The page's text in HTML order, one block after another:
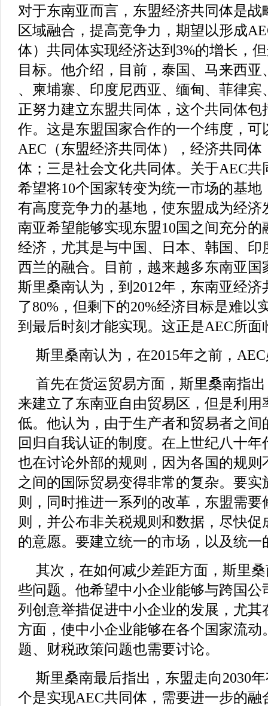
对于东南亚而言，东盟经济共同体是
区域融合，提高竞争力，期望以形成
体）共同体实现经济达到3%的增长，
目标。他介绍，目前，泰国、马来西
、柬埔寨、印度尼西亚、缅甸、菲律宾
正努力建立东盟共同体，这个共同体
作。这是东盟国家合作的一个纬度，可
AEC（东盟经济共同体），经济共同
体；三是社会文化共同体。关于AEC
希望将10个国家转变为统一市场的基
有高度竞争力的基地，使东盟成为经济
南亚希望能够实现东盟10国之间充分
经济，尤其是与中国、日本、韩国、印
西兰的融合。目前，越来越多东南亚国
斯里桑南认为，到2012年，东南亚经
了80%，但剩下的20%经济目标是难以
到最后时刻才能实现。这正是AEC所面
斯里桑南认为，在2015年之前，
首先在货运贸易方面，斯里桑南指
来建立了东南亚自由贸易区，但是利用
低。他认为，由于生产者和贸易者之间
回归自我认证的制度。在上世纪八十
也在讨论外部的规则，因为各国的规则
之间的国际贸易变得非常的复杂。要
则，同时推进一系列的改革，东盟需
则，并公布非关税规则和数据，尽快
的意愿。要建立统一的市场，以及统一
其次，在如何减少差距方面，斯里
些问题。他希望中小企业能够与跨国公
列创意举措促进中小企业的发展，尤其
方面，使中小企业能够在各个国家流动
题、财税政策问题也需要讨论。
斯里桑南最后指出，东盟走向2030
个是实现AEC共同体，需要进一步的融